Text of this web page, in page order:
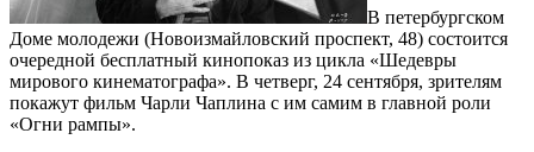
В петербургском
Доме молодежи (Новоизмайловский проспект, 48) состоится
очередной бесплатный кинопоказ из цикла «Шедевры
мирового кинематографа». В четверг, 24 сентября, зрителям
покажут фильм Чарли Чаплина с им самим в главной роли
«Огни рампы».